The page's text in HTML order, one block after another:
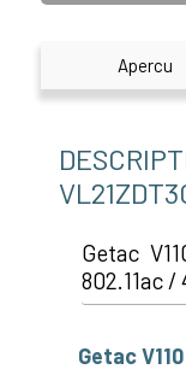
Apercu
Getac
802.11ac
Getac